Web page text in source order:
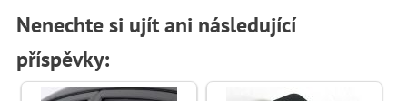
Nenechte si ujít ani následující
příspěvky: